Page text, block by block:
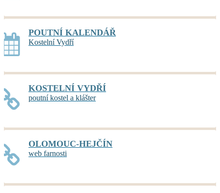
POUTNÍ KALENDÁŘ
Kostelní Vydří
KOSTELNÍ VYDŘÍ
poutní kostel a klášter
OLOMOUC-HEJČÍN
web farnosti